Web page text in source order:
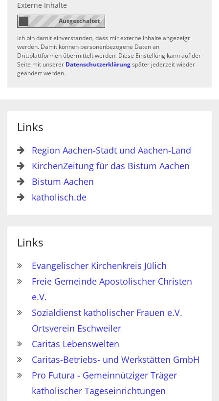
Externe Inhalte
Ich bin damit einverstanden, dass mir externe Inhalte angezeigt
werden. Damit können personenbezogene Daten an
Drittplattformen übermittelt werden. Diese Einstellung kann auf der
Seite mit unserer Datenschutzerklärungspäter jederzeit wieder
geändert werden.
Links
Region Aachen-Stadt und Aachen-Land
KirchenZeitung für das Bistum Aachen
Bistum Aachen
katholisch.de
Links
Evangelischer Kirchenkreis Jülich
Freie Gemeinde Apostolischer Christen
e.V.
Sozialdienst katholischer Frauen e.V.
Ortsverein Eschweiler
Caritas Lebenswelten
Caritas-Betriebs- und Werkstätten GmbH
Pro Futura - Gemeinnütziger Träger
katholischer Tageseinrichtungen